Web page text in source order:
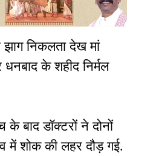
निकलता देख मां
के शहीद निर्मल
बाद डॉक्टरों ने दोनों
में शोक की लहर दौड़ गई.